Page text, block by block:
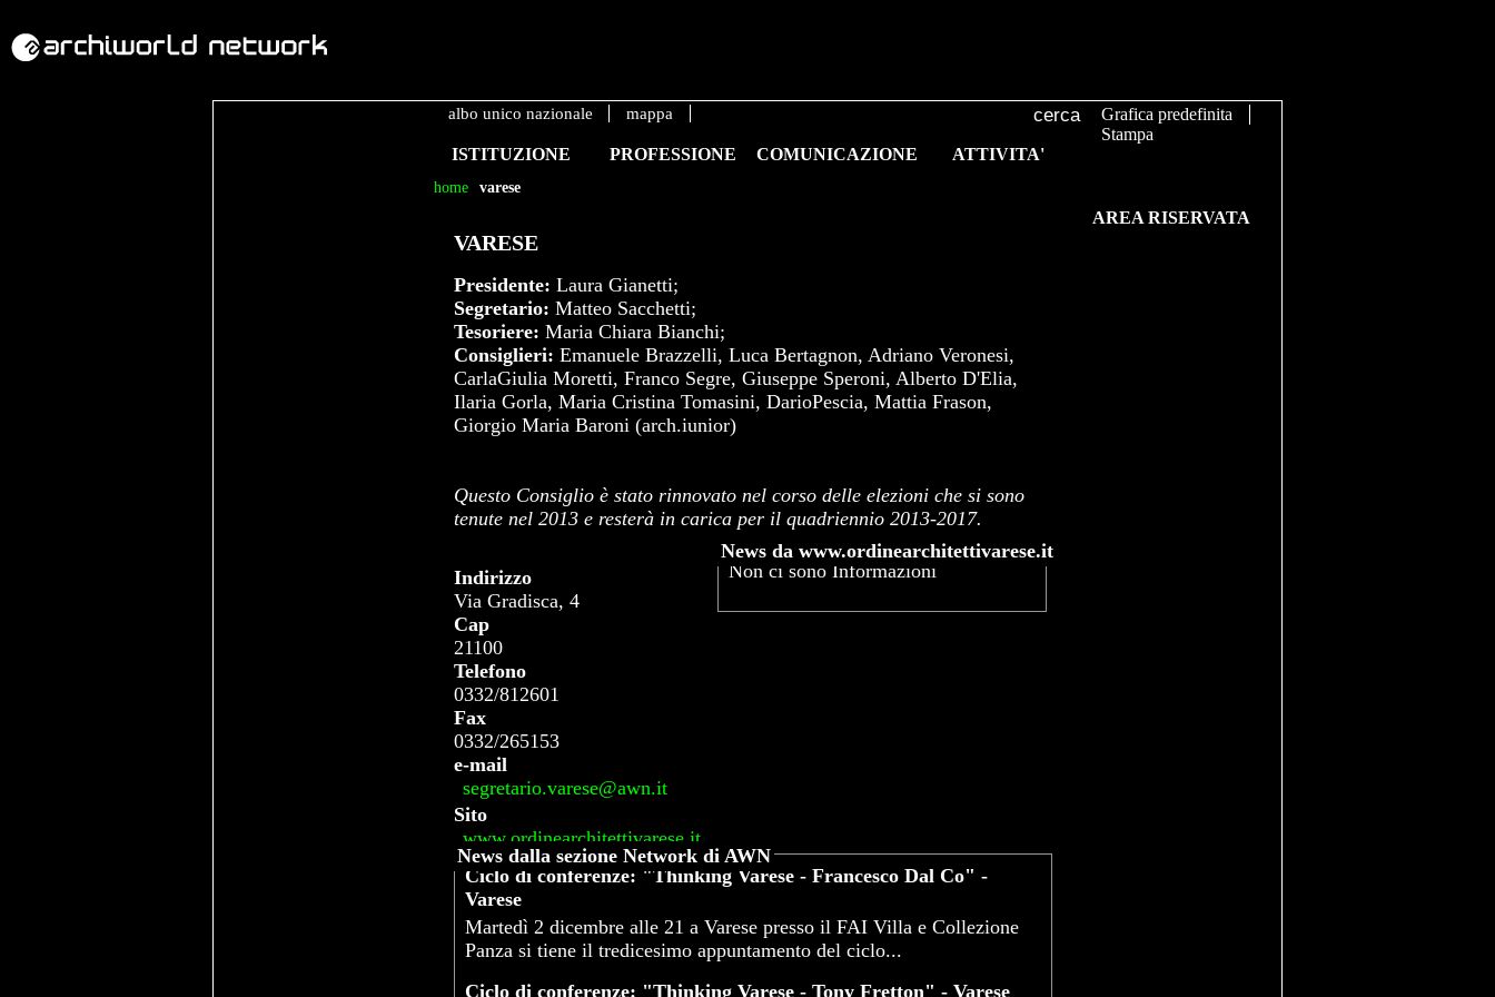
albo unico nazionale mappa
ISTITUZIONE PROFESSIONE COMUNICAZIONE ATTIVITA'
Grafica predefinita
Stampa
home varese
VARESE
Presidente: Laura Gianetti;
Segretario: Matteo Sacchetti;
Tesoriere: Maria Chiara Bianchi;
Consiglieri: Emanuele Brazzelli, Luca Bertagnon, Adriano Veronesi,
CarlaGiulia Moretti, Franco Segre, Giuseppe Speroni, Alberto D'Elia,
Ilaria Gorla, Maria Cristina Tomasini, DarioPescia, Mattia Frason,
Giorgio Maria Baroni (arch.iunior)
Questo Consiglio è stato rinnovato nel corso delle elezioni che si sono
tenute nel 2013 e resterà in carica per il quadriennio 2013-2017.
Indirizzo
Via Gradisca, 4
Cap
21100
Telefono
0332/812601
Fax
0332/265153
e-mail
segretario.varese@awn.it
Sito
www.ordinearchitettivarese.it
News da www.ordinearchitettivarese.it
Non ci sono Informazioni
News dalla sezione Network di AWN
Ciclo di conferenze: "Thinking Varese - Francesco Dal Co" -
Varese
Martedì 2 dicembre alle 21 a Varese presso il FAI Villa e Collezione
Panza si tiene il tredicesimo appuntamento del ciclo...
Ciclo di conferenze: "Thinking Varese - Tony Fretton" - Varese
AREA RISERVATA